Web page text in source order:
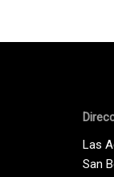
Las
San